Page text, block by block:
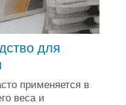
для
применяется в
веса и